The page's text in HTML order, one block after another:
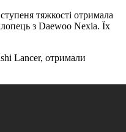
тяжкості отримала
з Daewoo Nexia. Їх
Lancer, отримали